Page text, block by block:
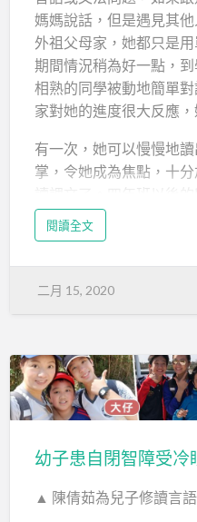
媽媽說話，但是遇見其
外祖父母家，她都只是
期間情況稍為好一點，
相熟的同學被動地簡單
家對她的進度很大反應
有一次，她可以慢慢地
掌，令她成為焦點，十
不能在老師及同學前誦讀
她的問題，沒有調息，拉
老師或跟她「寫紙仔」
我們診斷小美…
閱讀全文
二月 15, 2020
▲ 陳倩茹為兒子修讀言